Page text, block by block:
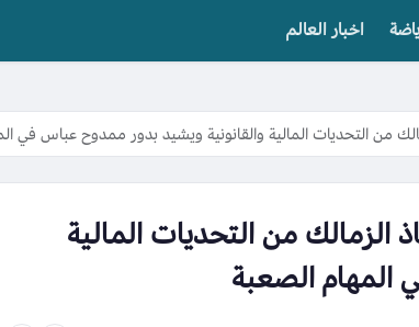
اخبار العالم
من التحديات المالية والقانونية ويشيد بدور ممدوح عباس في
من التحديات المالية
المهام الصعبة